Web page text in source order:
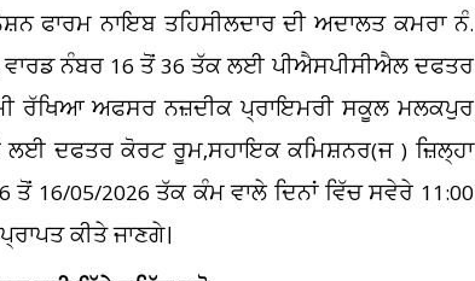
ਫਾਰਮ ਨਾਇਬ ਤਹਿਸੀਲਦਾਰ ਦੀ ਅਦਾਲਤ ਕਮਰਾ ਨੰ.
ਵਾਰਡ ਨੰਬਰ 16 ਤੋਂ 36 ਤੱਕ ਲਈ ਪੀਐਸਪੀਸੀਐਲ ਦਫਤਰ
ਰੱਖਿਆ ਅਫਸਰ ਨਜ਼ਦੀਕ ਪ੍ਰਾਇਮਰੀ ਸਕੂਲ ਮਲਕਪੁਰ
ਦਫਤਰ ਕੋਰਟ ਰੂਮ,ਸਹਾਇਕ ਕਮਿਸ਼ਨਰ(ਜ ) ਜ਼ਿਲ੍ਹਾ
16/05/2026 ਤੱਕ ਕੰਮ ਵਾਲੇ ਦਿਨਾਂ ਵਿੱਚ ਸਵੇਰੇ 11:00
ਕੀਤੇ ਜਾਣਗੇ।